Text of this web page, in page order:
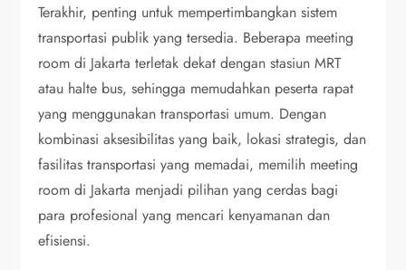
Terakhir, penting untuk mempertimbangkan sistem
transportasi publik yang tersedia. Beberapa meeting
room di Jakarta terletak dekat dengan stasiun MRT
atau halte bus, sehingga memudahkan peserta rapat
yang menggunakan transportasi umum. Dengan
kombinasi aksesibilitas yang baik, lokasi strategis, dan
fasilitas transportasi yang memadai, memilih meeting
room di Jakarta menjadi pilihan yang cerdas bagi
para profesional yang mencari kenyamanan dan
efisiensi.